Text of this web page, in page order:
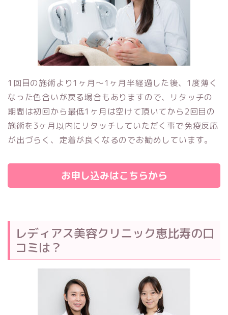
1回目の施術より1ヶ月～1ヶ月半経過した後、1度薄く
なった色合いが戻る場合もありますので、リタッチの
期間は初回から最低1ヶ月は空けて頂いてから2回目の
施術を3ヶ月以内にリタッチしていただく事で免疫反応
が出づらく、定着が良くなるのでお勧めしています。
お申し込みはこちらから
レディアス美容クリニック恵比寿の口
コミは？